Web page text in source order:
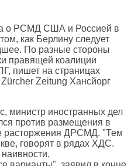
о РСМД США и Россией в
как Берлину следует
По разные стороны
правящей коалиции
пишет на страницах
Zeitung Хансйорг
министр иностранных дел
против размещения в
расторжения ДРСМД. "Тем
говорят в рядах ХДС.